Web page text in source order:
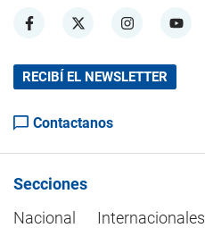
RECIBÍ EL NEWSLETTER
Contactanos
Secciones
Nacional
Internacionales